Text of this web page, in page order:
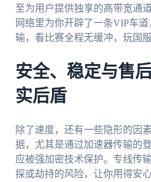
至为用户提供独享的高带宽通
网络里为你开辟了一条VIP车
输，看比赛全程无缓冲，玩国
安全、稳定与售
实后盾
除了速度，还有一些隐形的因
据，尤其是通过加速器传输的
应被强加密技术保护。专线传
探或劫持的风险，让你用得安